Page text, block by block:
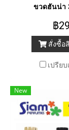
ขวดฮันน่า
฿29
สั่งซื้อ
เปรียบ
New